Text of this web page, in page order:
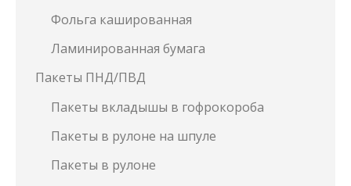
Фольга кашированная
Ламинированная бумага
Пакеты ПНД/ПВД
Пакеты вкладышы в гофрокороба
Пакеты в рулоне на шпуле
Пакеты в рулоне